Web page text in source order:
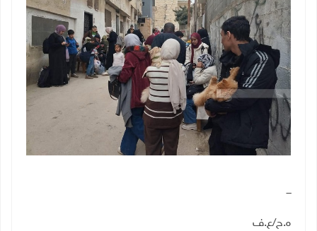
ـــ
ه.ح/ع.ف